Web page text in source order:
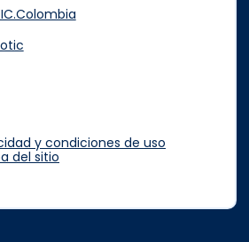
y condiciones de uso
del sitio